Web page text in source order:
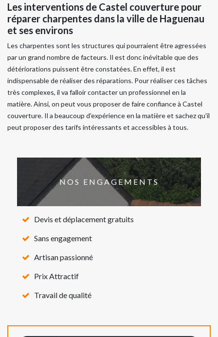
Les interventions de Castel couverture pour
réparer charpentes dans la ville de Haguenau
et ses environs
Les charpentes sont les structures qui pourraient être agressées
par un grand nombre de facteurs. Il est donc inévitable que des
détériorations puissent être constatées. En effet, il est
indispensable de réaliser des réparations. Pour réaliser ces tâches
très complexes, il va falloir contacter un professionnel en la
matière. Ainsi, on peut vous proposer de faire confiance à Castel
couverture. Il a beaucoup d'expérience en la matière et sachez qu'il
peut proposer des tarifs intéressants et accessibles à tous.
NOS ENGAGEMENTS
Devis et déplacement gratuits
Sans engagement
Artisan passionné
Prix Attractif
Travail de qualité